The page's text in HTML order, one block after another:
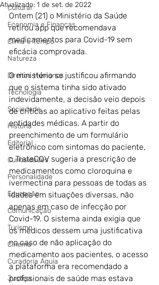
Cultural
Economia e Finanças
Clima e Tempo
Natureza
Direitos Humanos
Tecnologia
Sociedade
História
Editorial
Curiosidades
Personalidade
Educação
Comunicação
Turismo
Cinema
Curadoria Águia
Justiça
Atualizado: 1 de set. de 2022
Ontem (21) o Ministério da Saúde
retirou app que recomendava
medicamentos para Covid-19 sem
eficácia comprovada.
O ministério se justificou afirmando
que o sistema tinha sido ativado
indevidamente, a decisão veio depois
de críticas ao aplicativo feitas pelas
entidades médicas. A partir do
preenchimento de um formulário
eletrônico com sintomas do paciente,
o TrateCOV sugeria a prescrição de
medicamentos como cloroquina e
ivermectina para pessoas de todas as
idades em situações diversas, não
apenas em caso de infecção por
Covid-19. O sistema ainda exigia que
os médicos dessem uma justificativa
no caso de não aplicação do
medicamento aos pacientes, o acesso
a plataforma era recomendado a
profissionais de saúde mas estava